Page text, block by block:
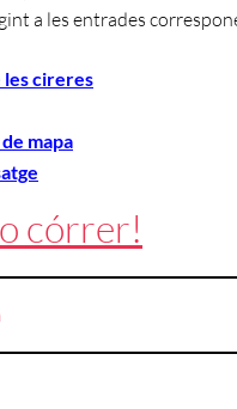
a les entrades
les cireres
mapa
córrer!